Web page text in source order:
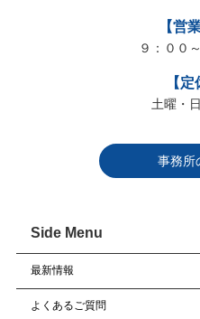
【営
９：００
【定
土曜・
事務所
Side Menu
最新情報
よくあるご質問